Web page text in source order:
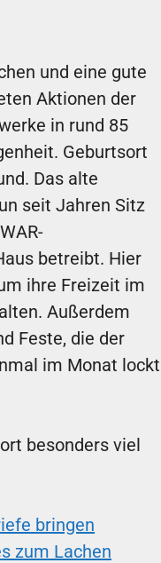
und eine gute
Aktionen der
in rund 85
Geburtsort
Das alte
seit Jahren Sitz
betreibt. Hier
ihre Freizeit im
Außerdem
Feste, die der
im Monat lockt
besonders viel
bringen
zum Lachen